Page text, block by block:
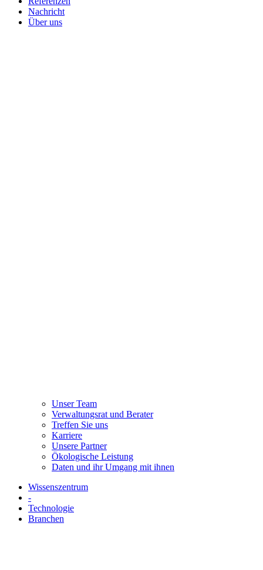
Nachricht
Über uns
Unser Team
Verwaltungsrat und Berater
Treffen Sie uns
Karriere
Unsere Partner
Ökologische Leistung
Daten und ihr Umgang mit ihnen
Wissenszentrum
-
Technologie
Branchen